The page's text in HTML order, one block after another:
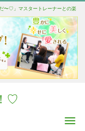
〜♡」マスタートレーナーとの楽
♡